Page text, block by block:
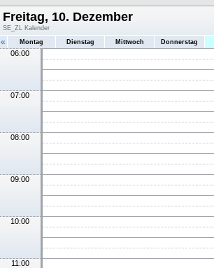
Freitag, 10. Dezember
SE_ZL Kalender
« Montag Dienstag Mittwoch Donnerstag
06:00
07:00
08:00
09:00
10:00
11:00